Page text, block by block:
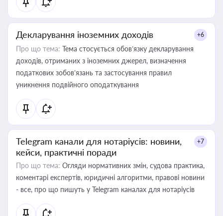
Декларування іноземних доходів +6
Про що тема: Тема стосується обов’язку декларування
доходів, отриманих з іноземних джерел, визначення
податкових зобов’язань та застосування правил
уникнення подвійного оподаткування
Telegram канали для нотаріусів: новини,
кейси, практичні поради
+7
Про що тема: Огляди нормативних змін, судова практика,
коментарі експертів, юридичні алгоритми, правові новини
- все, про що пишуть у Telegram каналах для нотаріусів